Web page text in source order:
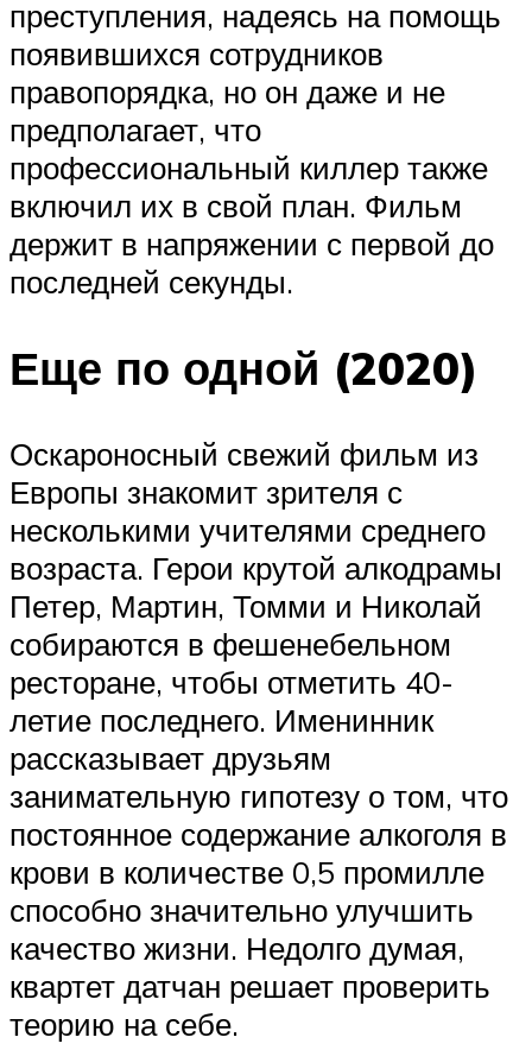
преступления, надеясь на помощь
появившихся сотрудников
правопорядка, но он даже и не
предполагает, что
профессиональный киллер также
включил их в свой план. Фильм
держит в напряжении с первой до
последней секунды.
Еще по одной (2020)
Оскароносный свежий фильм из
Европы знакомит зрителя с
несколькими учителями среднего
возраста. Герои крутой алкодрамы
Петер, Мартин, Томми и Николай
собираются в фешенебельном
ресторане, чтобы отметить 40-
летие последнего. Именинник
рассказывает друзьям
занимательную гипотезу о том, что
постоянное содержание алкоголя в
крови в количестве 0,5 промилле
способно значительно улучшить
качество жизни. Недолго думая,
квартет датчан решает проверить
теорию на себе.